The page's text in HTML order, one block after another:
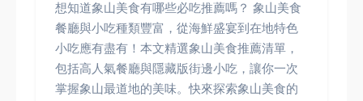
想知道象山美食有哪些必吃推薦嗎？ 象山美食
餐廳與小吃種類豐富，從海鮮盛宴到在地特色
小吃應有盡有！本文精選象山美食推薦清單，
包括高人氣餐廳與隱藏版街邊小吃，讓你一次
掌握象山最道地的美味。快來探索象山美食的